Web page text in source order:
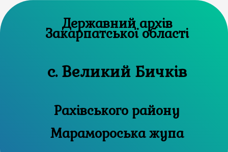
Державний архів
Закарпатської області
с. Великий Бичків
Рахівського району
Марамороська жупа